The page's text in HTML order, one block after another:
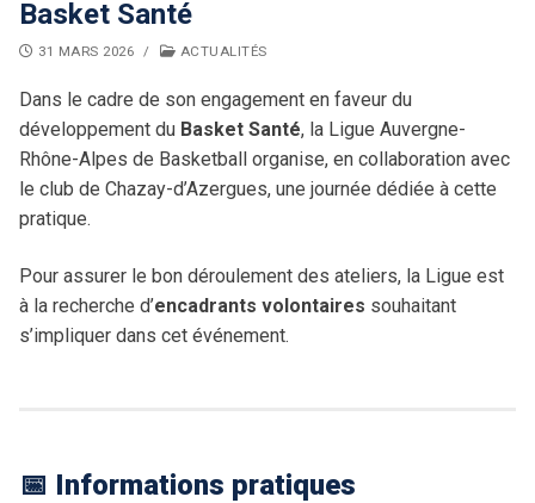
Bureau directeur
Comité directeur
Carrière
Budget & chiffres clés
Charte graphique
COMPÉTITIONS
Calendrier sportif
Règlements
Coupe territoriale
Engagements
ACTIVITÉS
Évènements
AuRA en rose
Camps AuRA
Basket Citoyen
3×3
DOCUMENTATION
Secrétariat & comptabilité
Procès-Verbaux
ANNONCES
Basket Santé
31 MARS 2026 / ACTUALITÉS
Dans le cadre de son engagement en faveur du
développement du Basket Santé, la Ligue Auvergne-
Rhône-Alpes de Basketball organise, en collaboration avec
le club de Chazay-d’Azergues, une journée dédiée à cette
pratique.
Pour assurer le bon déroulement des ateliers, la Ligue est
à la recherche d’encadrants volontaires souhaitant
s’impliquer dans cet événement.
📅 Informations pratiques